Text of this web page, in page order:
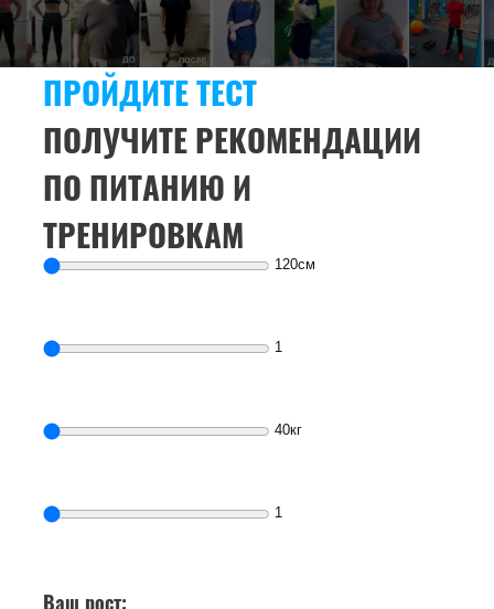
ПРОЙДИТЕ ТЕСТ
ПОЛУЧИТЕ РЕКОМЕНДАЦИИ
ПО ПИТАНИЮ И
ТРЕНИРОВКАМ
120см
1
40кг
1
Ваш рост: